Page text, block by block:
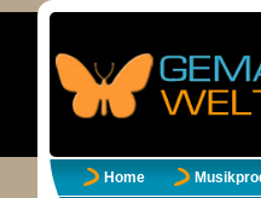
Home